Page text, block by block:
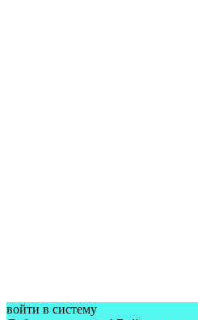
войти в систему